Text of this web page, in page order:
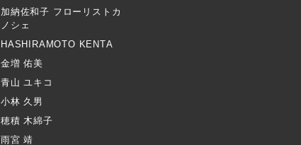
加納佐和子 フローリストカ
ノシェ
HASHIRAMOTO KENTA
金増 佑美
青山 ユキコ
小林 久男
穂積 木綿子
雨宮 靖